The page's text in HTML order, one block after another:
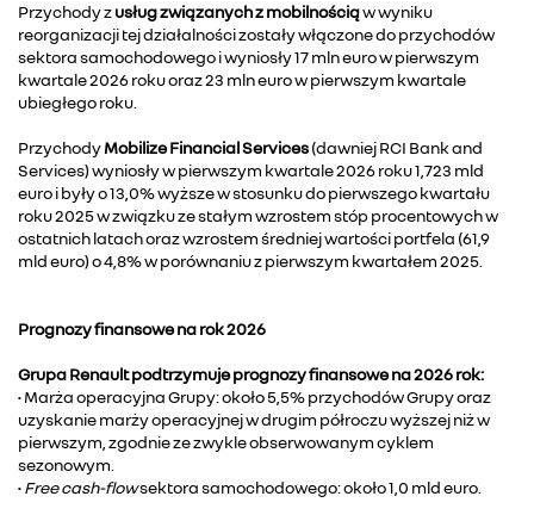
Przychody zusług związanych z mobilnościąw wyniku
reorganizacji tej działalności zostały włączone do przychodów
sektora samochodowego i wyniosły 17 mln euro w pierwszym
kwartale 2026 roku oraz 23 mln euro w pierwszym kwartale
ubiegłego roku.
PrzychodyMobilize Financial Services(dawniej RCI Bank and
Services) wyniosły w pierwszym kwartale 2026 roku 1,723 mld
euro i były o 13,0% wyższe w stosunku do pierwszego kwartału
roku 2025 w związku ze stałym wzrostem stóp procentowych w
ostatnich latach oraz wzrostem średniej wartości portfela (61,9
mld euro) o 4,8% w porównaniu z pierwszym kwartałem 2025.
Prognozy finansowe na rok 2026
Grupa Renault podtrzymuje prognozy finansowe na 2026 rok:
• Marża operacyjna Grupy: około 5,5% przychodów Grupy oraz
uzyskanie marży operacyjnej w drugim półroczu wyższej niż w
pierwszym, zgodnie ze zwykle obserwowanym cyklem
sezonowym.
•Free cash-flowsektora samochodowego: około 1,0 mld euro.